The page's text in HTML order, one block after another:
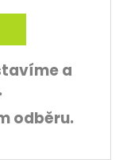
A
a
odběru.